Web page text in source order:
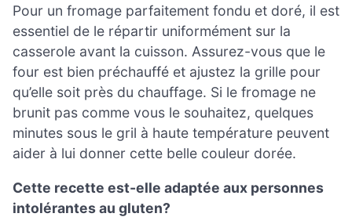
Pour un fromage parfaitement fondu et doré, il est
essentiel de le répartir uniformément sur la
casserole avant la cuisson. Assurez-vous que le
four est bien préchauffé et ajustez la grille pour
qu’elle soit près du chauffage. Si le fromage ne
brunit pas comme vous le souhaitez, quelques
minutes sous le gril à haute température peuvent
aider à lui donner cette belle couleur dorée.
Cette recette est-elle adaptée aux personnes
intolérantes au gluten?